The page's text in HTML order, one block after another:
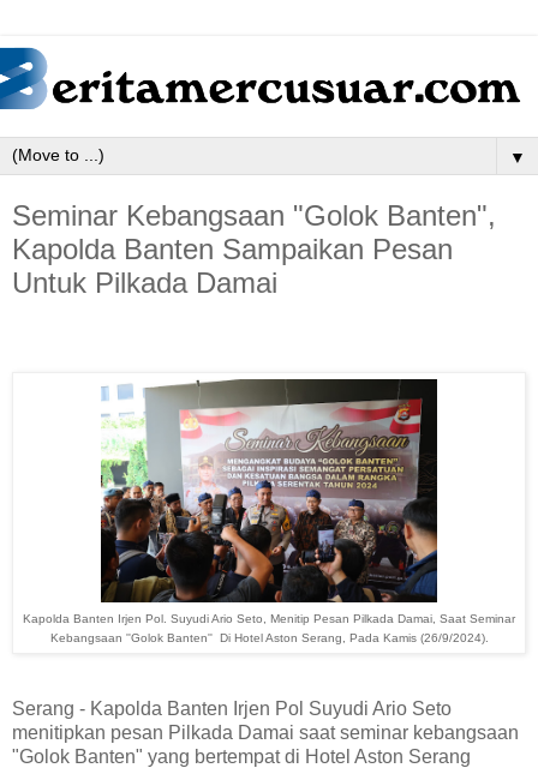
▼
Seminar Kebangsaan "Golok Banten",
Kapolda Banten Sampaikan Pesan
Untuk Pilkada Damai
Kapolda Banten Irjen Pol. Suyudi Ario Seto, Menitip Pesan Pilkada Damai, Saat Seminar
Kebangsaan ''Golok Banten'' Di Hotel Aston Serang, Pada Kamis (26/9/2024).
Serang - Kapolda Banten Irjen Pol Suyudi Ario Seto
menitipkan pesan Pilkada Damai saat seminar kebangsaan
"Golok Banten" yang bertempat di Hotel Aston Serang